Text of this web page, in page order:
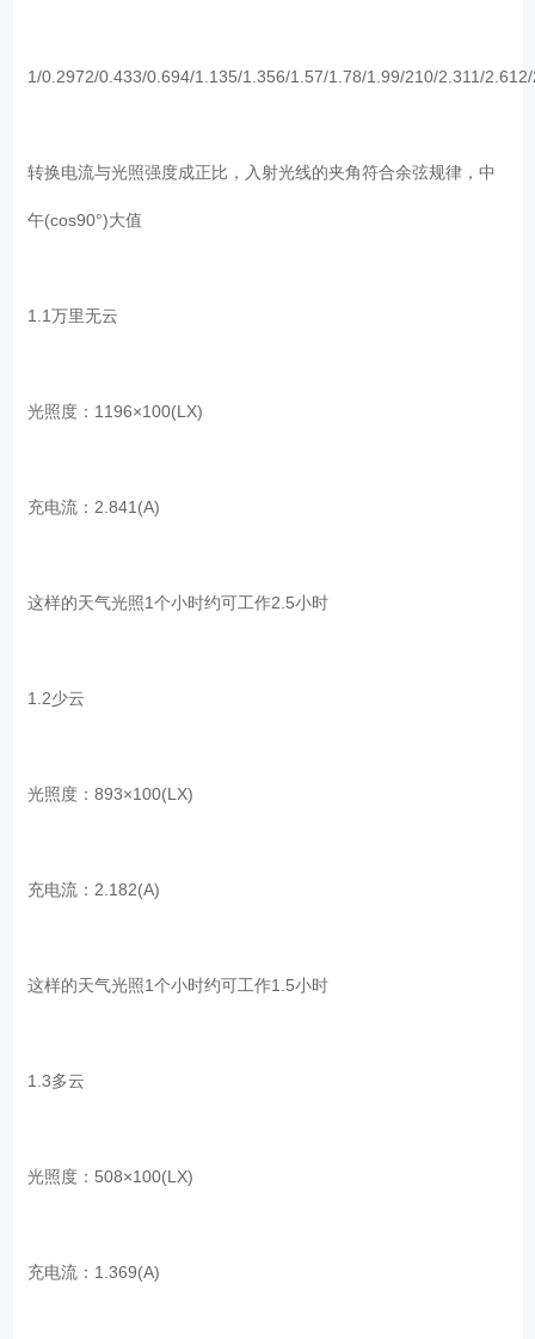
1/0.2972/0.433/0.694/1.135/1.356/1.57/1.78/1.99/210/2.311/
转换电流与光照强度成正比，入射光线的夹角符合余弦规律，中
午(cos90°)大值
1.1万里无云
光照度：1196×100(LX)
充电流：2.841(A)
这样的天气光照1个小时约可工作2.5小时
1.2少云
光照度：893×100(LX)
充电流：2.182(A)
这样的天气光照1个小时约可工作1.5小时
1.3多云
光照度：508×100(LX)
充电流：1.369(A)